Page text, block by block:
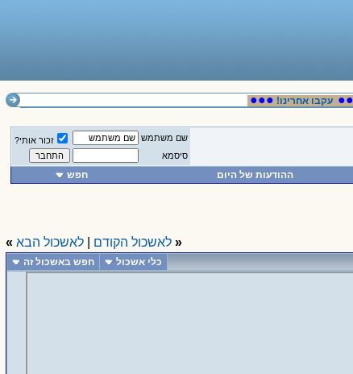
עקבו אחרינו! ●●●
שם משתמש
זכור אותי?
סיסמא
ההודעות של היום חפש
« לאשכול הקודם לאשכול הבא »
כלי אשכול חפש באשכול זה